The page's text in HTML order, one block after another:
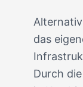
das
Durch